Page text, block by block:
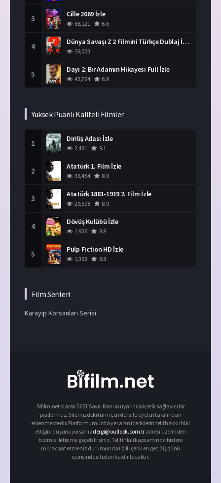
3 Cille 2069 İzle
88,121 6.6
4 Dünya Savaşı Z 2 Filmini Türkçe Dublaj İzle
59,023
5 Dayı 2: Bir Adamın Hikayesi Full İzle
42,764 6.9
Yüksek Puanlı Kaliteli Filmler
1 Diriliş Adası İzle
2,491 9.1
2 Atatürk 1. Film İzle
36,454 8.9
3 Atatürk 1881-1919 2. Film İzle
29,508 8.9
4 Dövüş Kulübü İzle
1,936 8.8
5 Pulp Fiction HD İzle
1,393 8.8
Film Serileri
Karayip Korsanları Serisi
Bifilm.net olarak 5651 Sayılı Kanun uyarınca içerik sağlayıcı bir
platformuz. Sitemizdeki tüm içerikler site üyeleri tarafından
eklenmektedir. Platformumuzda yer alan içeriklerin telif hakkı ihlal
ettiğini düşünüyorsanızdergi@outlook.com.tr adresi üzerinden
bizimle iletişime geçebilirsiniz. Telif ihlali kapsamında bizlere
müracaat etmeniz durumunda ilgili içerik en geç 2 iş günü
içerisinde siteden kaldırılacaktır.